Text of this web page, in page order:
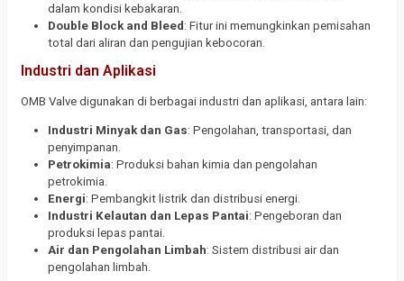
dalam kondisi kebakaran.
Double Block and Bleed: Fitur ini memungkinkan pemisahan
total dari aliran dan pengujian kebocoran.
Industri dan Aplikasi
OMB Valve digunakan di berbagai industri dan aplikasi, antara lain:
Industri Minyak dan Gas: Pengolahan, transportasi, dan
penyimpanan.
Petrokimia: Produksi bahan kimia dan pengolahan
petrokimia.
Energi: Pembangkit listrik dan distribusi energi.
Industri Kelautan dan Lepas Pantai: Pengeboran dan
produksi lepas pantai.
Air dan Pengolahan Limbah: Sistem distribusi air dan
pengolahan limbah.